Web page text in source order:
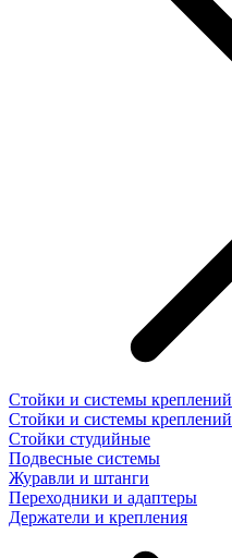
Стойки и системы креплений
Стойки и системы креплений
Стойки студийные
Подвесные системы
Журавли и штанги
Переходники и адаптеры
Держатели и крепления